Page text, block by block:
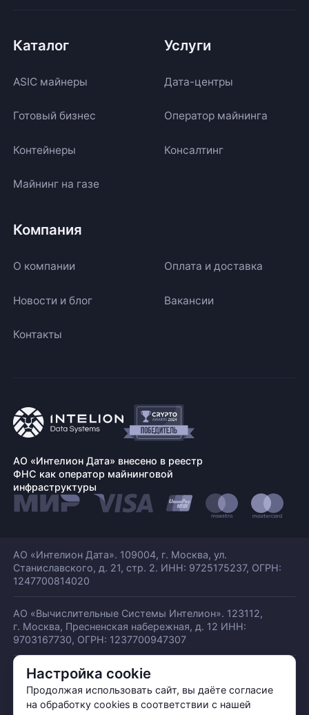
Настройка cookie
Продолжая использовать сайт, вы даёте согласие
на обработку cookies в соответствии с нашей
Каталог
ASIC майнеры
Готовый бизнес
Контейнеры
Майнинг на газе
Услуги
Дата-центры
Оператор майнинга
Консалтинг
Компания
О компании Оплата и доставка
Новости и блог Вакансии
Контакты
АО «Интелион Дата» внесено в реестр
ФНС как оператор майнинговой
инфраструктуры
АО «Интелион Дата». 109004, г. Москва, ул.
Станиславского, д. 21, стр. 2. ИНН: 9725175237, ОГРН:
1247700814020
АО «Вычислительные Системы Интелион». 123112,
г. Москва, Пресненская набережная, д. 12 ИНН:
9703167730, ОГРН: 1237700947307
© АО «ИНТЕЛИОН ДАТА» 2026
Политика обработки ПДн
Политика конфиденциальности
Политика использования куки